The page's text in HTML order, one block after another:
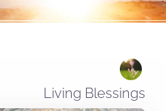
Living Blessings